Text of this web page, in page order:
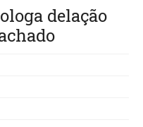
delação